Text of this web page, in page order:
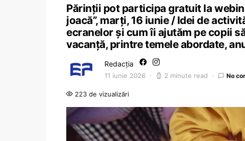
Părinții pot participa gratuit la
joacă”, marți, 16 iunie / Idei de
ecranelor și cum îi ajutăm pe copii
vacanță, printre temele abordate,
Redacția
11 iunie 2026 2 minute read No
223 de vizualizări